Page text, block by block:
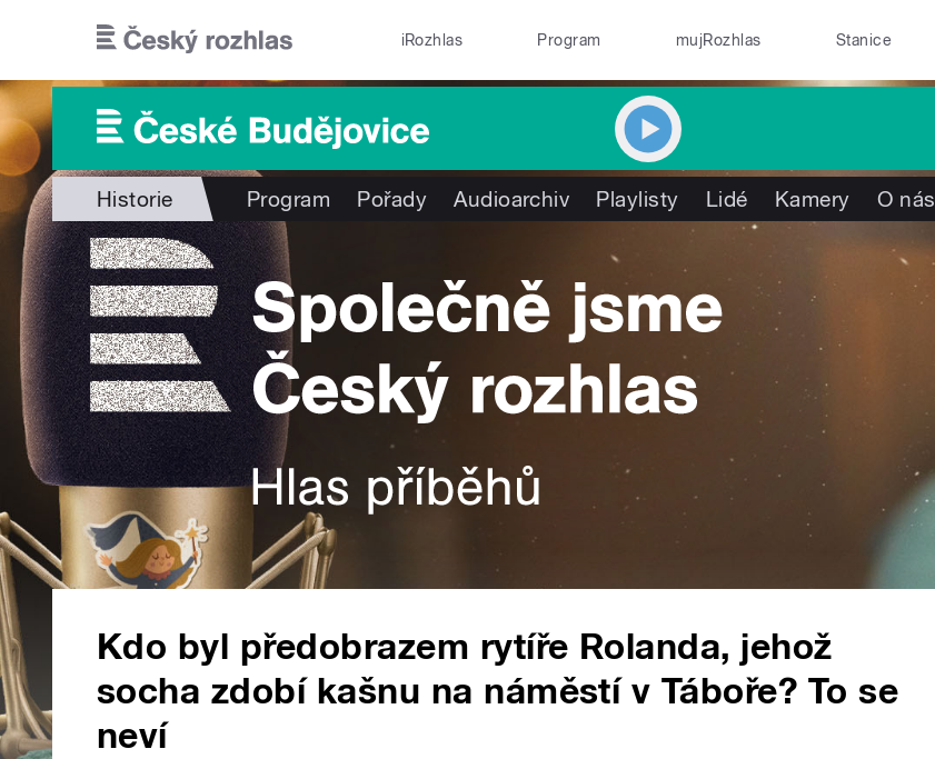
iRozhlas Program mujRozhlas Stanice
Historie Program Pořady Audioarchiv Playlisty Lidé Kamery O nás
Kdo byl předobrazem rytíře Rolanda, jehož
socha zdobí kašnu na náměstí v Táboře? To se
neví